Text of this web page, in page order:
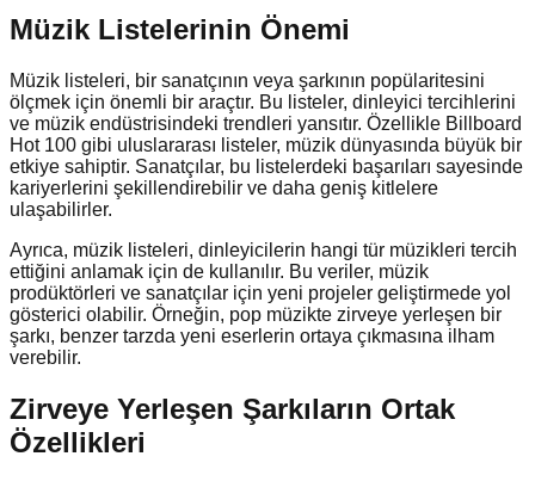
Müzik Listelerinin Önemi
Müzik listeleri, bir sanatçının veya şarkının popülaritesini
ölçmek için önemli bir araçtır. Bu listeler, dinleyici tercihlerini
ve müzik endüstrisindeki trendleri yansıtır. Özellikle Billboard
Hot 100 gibi uluslararası listeler, müzik dünyasında büyük bir
etkiye sahiptir. Sanatçılar, bu listelerdeki başarıları sayesinde
kariyerlerini şekillendirebilir ve daha geniş kitlelere
ulaşabilirler.
Ayrıca, müzik listeleri, dinleyicilerin hangi tür müzikleri tercih
ettiğini anlamak için de kullanılır. Bu veriler, müzik
prodüktörleri ve sanatçılar için yeni projeler geliştirmede yol
gösterici olabilir. Örneğin, pop müzikte zirveye yerleşen bir
şarkı, benzer tarzda yeni eserlerin ortaya çıkmasına ilham
verebilir.
Zirveye Yerleşen Şarkıların Ortak
Özellikleri